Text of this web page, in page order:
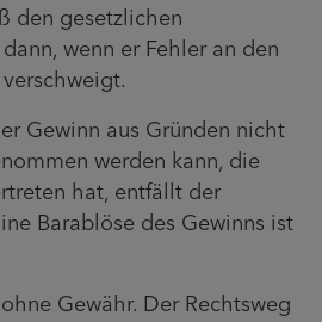
den gesetzlichen
wenn er Fehler an den
Gewinn aus Gründen nicht
werden kann, die
hat, entfällt der
Barablöse des Gewinns ist
Gewähr. Der Rechtsweg